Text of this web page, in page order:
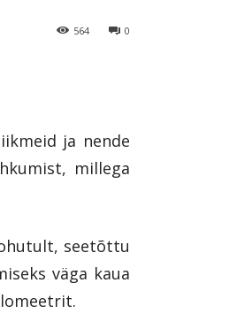
0
564
ja nende
millega
seetõttu
väga kaua